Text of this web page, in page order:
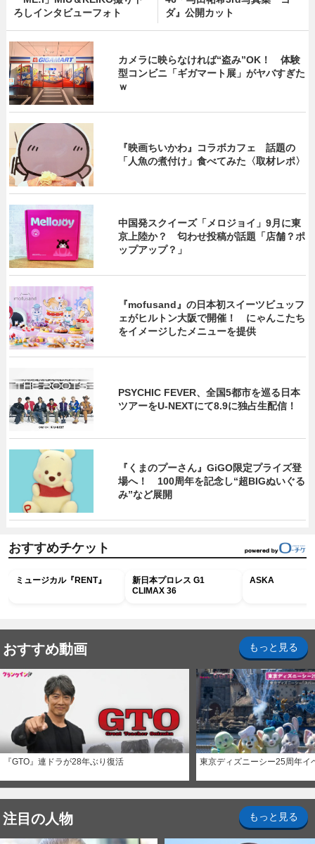
ろしインタビューフォト
ダ』公開カット
カメラに映らなければ“盗み”OK！ 体験
型コンビニ「ギガマート展」がヤバすぎた
ｗ
『映画ちいかわ』コラボカフェ 話題の
「人魚の煮付け」食べてみた〈取材レポ〉
中国発スクイーズ「メロジョイ」9月に東
京上陸か？ 匂わせ投稿が話題「店舗？ポ
ップアップ？」
『mofusand』の日本初スイーツビュッフ
ェがヒルトン大阪で開催！ にゃんこたち
をイメージしたメニューを提供
PSYCHIC FEVER、全国5都市を巡る日本
ツアーをU‐NEXTにて8.9に独占生配信！
『くまのプーさん』GiGO限定プライズ登
場へ！ 100周年を記念し“超BIGぬいぐる
み”など展開
おすすめチケット
ミュージカル『RENT』
新日本プロレス G1
CLIMAX 36
ASKA
おすすめ動画 もっと見る
『GTO』連ドラが28年ぶり復活 東京ディズニーシー25周年イ
注目の人物 もっと見る